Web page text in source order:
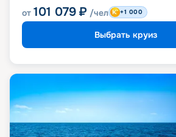
от 101 079 ₽ /чел +1 000
Выбрать круиз